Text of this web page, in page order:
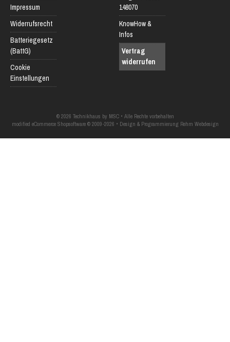
Impressum
Widerrufsrecht
Batteriegesetz
(BattG)
Cookie
Einstellungen
148070
KnowHow &
Infos
Vertrag
widerrufen
© 2026 Technikhaus by MSC • Alle Rechte vorbehalten
modified eCommerce Shopsoftware © 2009-2026 • Design & Programmierung Rehm Webdesign